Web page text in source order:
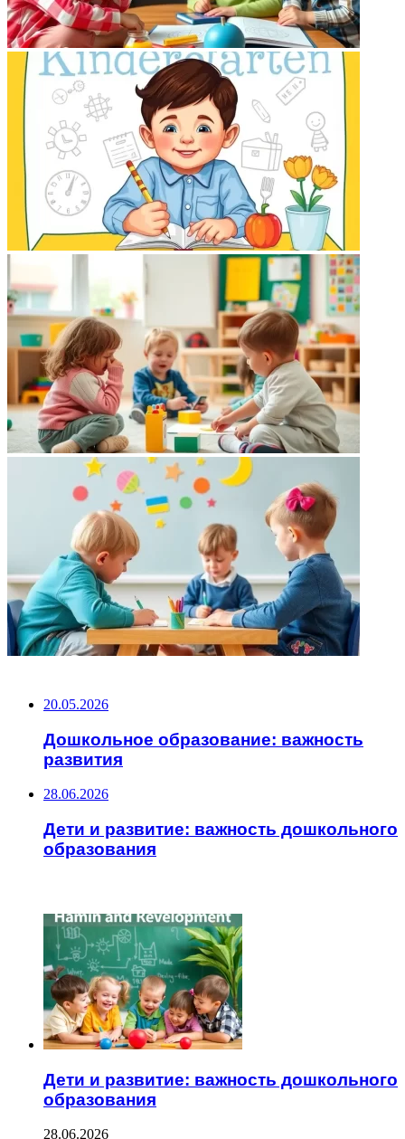
20.05.2026
Дошкольное образование: важность
развития
28.06.2026
Дети и развитие: важность дошкольного
образования
Дети и развитие: важность дошкольного
образования
28.06.2026